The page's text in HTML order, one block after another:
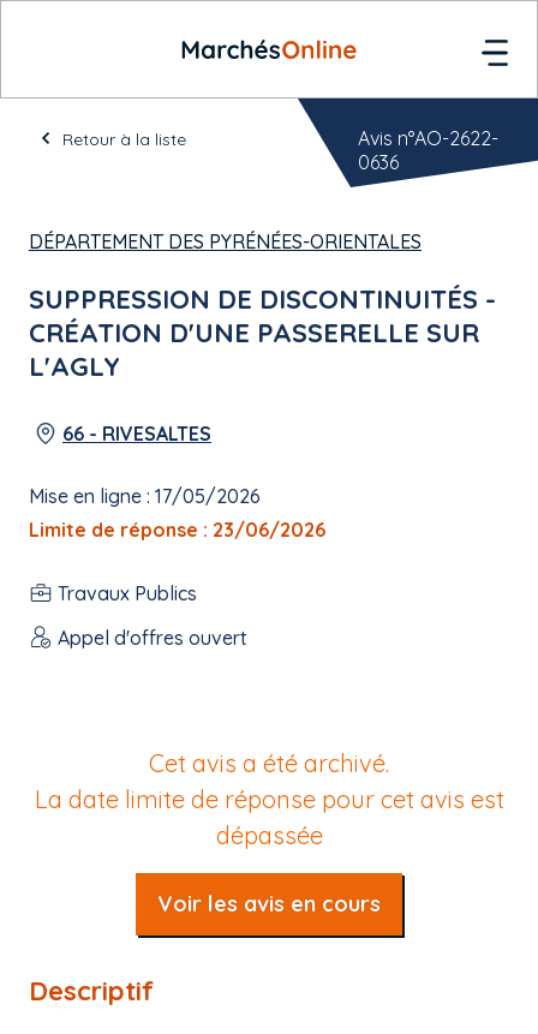
Retour à la liste
DÉPARTEMENT DES PYRÉNÉES-ORIENTALES
SUPPRESSION DE DISCONTINUITÉS -
CRÉATION D'UNE PASSERELLE SUR
L'AGLY
66 - RIVESALTES
Mise en ligne : 17/05/2026
Limite de réponse : 23/06/2026
Travaux Publics
Appel d'offres ouvert
Avis n°AO-2622-
0636
Cet avis a été archivé.
La date limite de réponse pour cet avis est
dépassée
Voir les avis en cours
Descriptif